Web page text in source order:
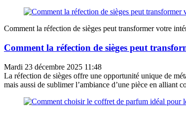
Comment la réfection de sièges peut transformer votre
Comment la réfection de sièges peut
Mardi 23 décembre 2025 11:48
La réfection de sièges offre une opportunité unique de
mais aussi de sublimer l’ambiance d’une pièce en alliant